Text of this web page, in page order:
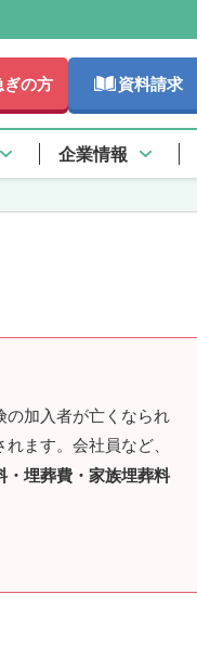
ぎの方 資料請求
企業情報
の加入者が亡くなられ
れます。会社員など、
・埋葬費・家族埋葬料
く